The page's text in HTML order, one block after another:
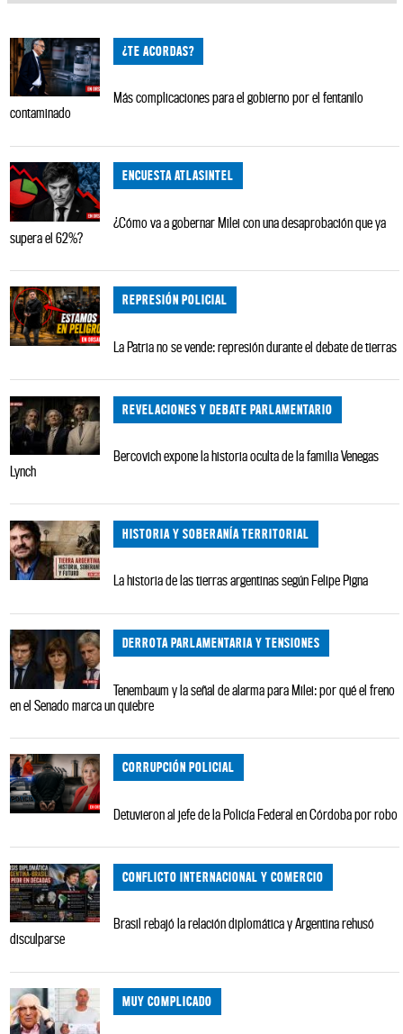
¿TE ACORDAS?
Más complicaciones para el gobierno por el fentanilo
contaminado
ENCUESTA ATLASINTEL
¿Cómo va a gobernar Milei con una desaprobación que ya
supera el 62%?
REPRESIÓN POLICIAL
La Patria no se vende: represión durante el debate de tierras
REVELACIONES Y DEBATE PARLAMENTARIO
Bercovich expone la historia oculta de la familia Venegas
Lynch
HISTORIA Y SOBERANÍA TERRITORIAL
La historia de las tierras argentinas según Felipe Pigna
DERROTA PARLAMENTARIA Y TENSIONES
Tenembaum y la señal de alarma para Milei: por qué el freno
en el Senado marca un quiebre
CORRUPCIÓN POLICIAL
Detuvieron al jefe de la Policía Federal en Córdoba por robo
CONFLICTO INTERNACIONAL Y COMERCIO
Brasil rebajó la relación diplomática y Argentina rehusó
disculparse
MUY COMPLICADO